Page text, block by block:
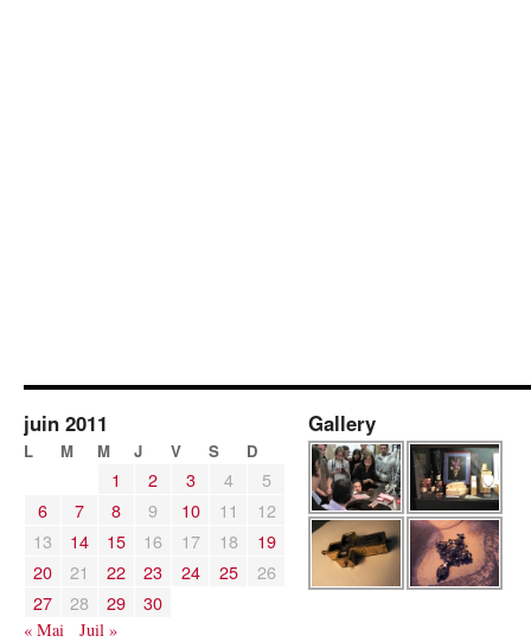
juin 2011
L M M J V S D
1 2 3 4
5
6
7 8 9 10 11
12
13
14 15 16 17 18
19
20
21 22 23 24 25
26
27
28 29 30
« Mai Juil »
Gallery